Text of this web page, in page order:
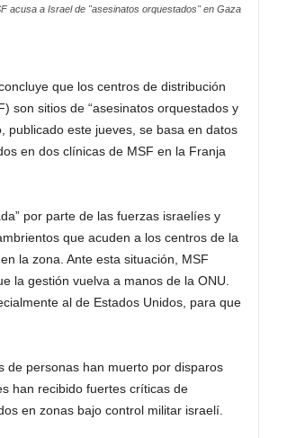
acusa a Israel de "asesinatos orquestados" en Gaza
que los centros de distribución
son sitios de “asesinatos orquestados y
publicado este jueves, se basa en datos
en dos clínicas de MSF en la Franja
por parte de las fuerzas israelíes y
que acuden a los centros de la
la zona. Ante esta situación, MSF
la gestión vuelva a manos de la ONU.
al de Estados Unidos, para que
de personas han muerto por disparos
han recibido fuertes críticas de
en zonas bajo control militar israelí.